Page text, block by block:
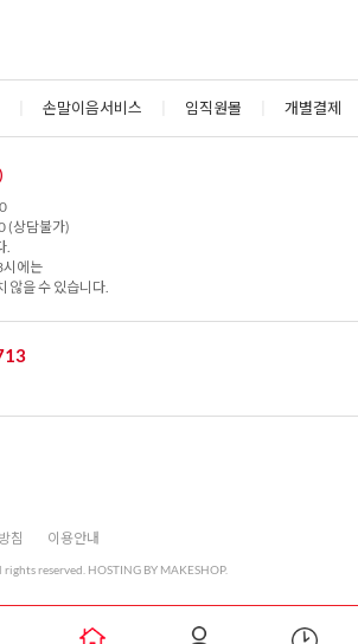
손말이음서비스 임직원몰 개별결제
(상담불가)
.
에는
않을 수 있습니다.
침 이용안내
reserved. HOSTING BY MAKESHOP.